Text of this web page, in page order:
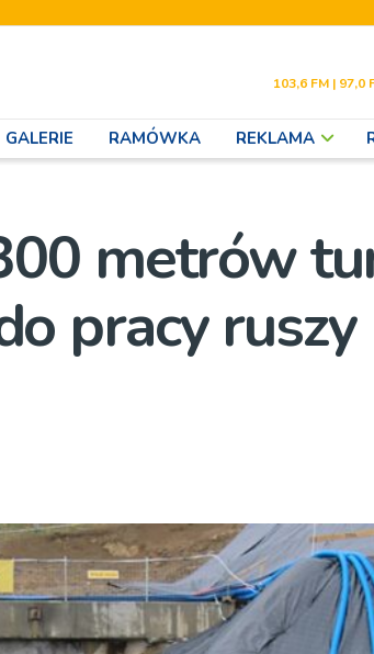
103,6 FM | 97,0
GALERIE RAMÓWKA REKLAMA
metrów
pracy ruszy